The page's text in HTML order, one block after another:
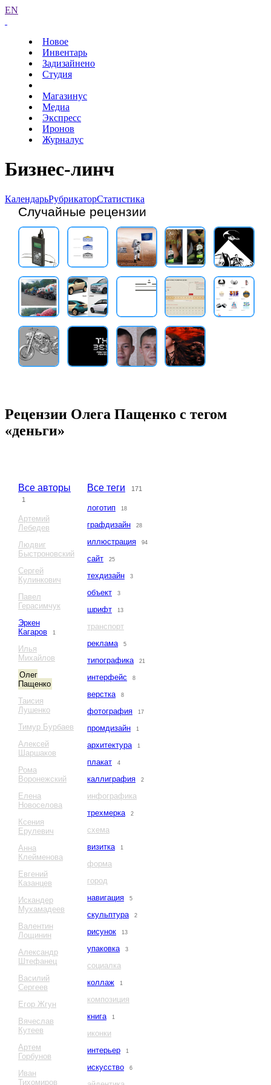
EN
Новое
Инвентарь
Задизайнено
Студия
Магазинус
Медиа
Экспресс
Иронов
Журналус
Бизнес-линч
КалендарьРубрикаторСтатистика
Случайные рецензии
Рецензии Олега Пащенко с тегом
«деньги»
Все авторы
1
Артемий
Лебедев
Людвиг
Быстроновский
Сергей
Кулинкович
Павел
Герасимчук
Эркен
Кагаров
1
Илья
Михайлов
Олег
Пащенко
Таисия
Лушенко
Тимур Бурбаев
Алексей
Шаршаков
Рома
Воронежский
Елена
Новоселова
Ксения
Ерулевич
Анна
Клейменова
Евгений
Казанцев
Искандер
Мухамадеев
Валентин
Лощинин
Александр
Штефанец
Василий
Сергеев
Егор Жгун
Вячеслав
Кутеев
Артем
Горбунов
Иван
Тихомиров
Все теги 171
логотип 18
графдизайн 28
иллюстрация 94
сайт 25
техдизайн 3
объект 3
шрифт 13
транспорт
реклама
5
типографика 21
интерфейс 8
верстка 8
фотография 17
промдизайн 1
архитектура 1
плакат 4
каллиграфия 2
инфографика
трехмерка
2
схема
визитка
1
форма
город
навигация
5
скульптура 2
рисунок 13
упаковка 3
социалка
коллаж
1
композиция
книга
1
иконки
интерьер
1
искусство 6